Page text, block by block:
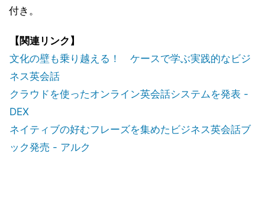
付き。
【関連リンク】
文化の壁も乗り越える！ ケースで学ぶ実践的なビジ
ネス英会話
クラウドを使ったオンライン英会話システムを発表 -
DEX
ネイティブの好むフレーズを集めたビジネス英会話ブ
ック発売 - アルク